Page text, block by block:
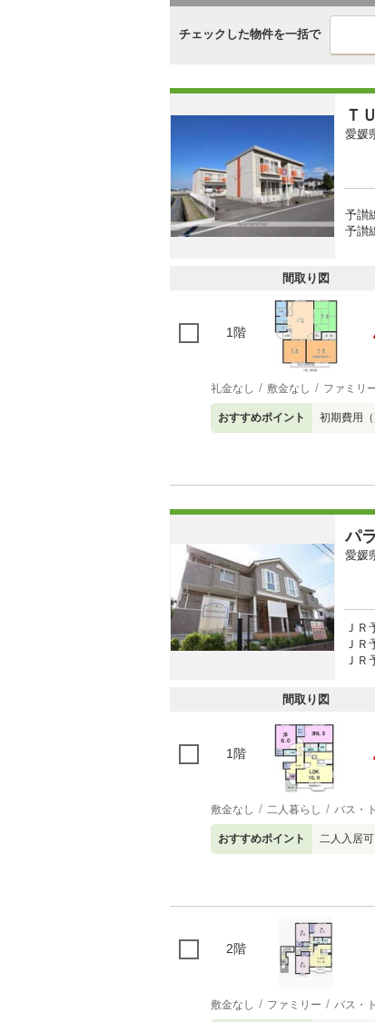
チェックした物件を一括で
Ｔ
愛媛
予讃
予讃
間取り図
1階
礼金なし 敷金なし ファミリ
おすすめポイント 初期費用
パ
愛媛
ＪＲ
ＪＲ
ＪＲ
間取り図
1階
敷金なし 二人暮らし バス・
おすすめポイント 二人入居
2階
敷金なし ファミリー バス・